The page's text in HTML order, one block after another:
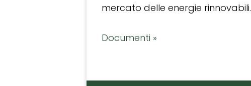
mercato delle energie rinnovabili.
Documenti »